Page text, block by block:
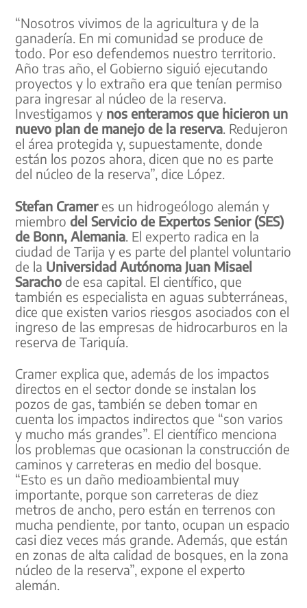
“Nosotros vivimos de la agricultura y de la
ganadería. En mi comunidad se produce de
todo. Por eso defendemos nuestro territorio.
Año tras año, el Gobierno siguió ejecutando
proyectos y lo extraño era que tenían permiso
para ingresar al núcleo de la reserva.
Investigamos y nos enteramos que hicieron un
nuevo plan de manejo de la reserva. Redujeron
el área protegida y, supuestamente, donde
están los pozos ahora, dicen que no es parte
del núcleo de la reserva”, dice López.
Stefan Crameres un hidrogeólogo alemán y
miembrodel Servicio de Expertos Senior (SES)
de Bonn, Alemania . El experto radica en la
ciudad de Tarija y es parte del plantel voluntario
de la Universidad Autónoma Juan Misael
Saracho de esa capital. El científico, que
también es especialista en aguas subterráneas,
dice que existen varios riesgos asociados con el
ingreso de las empresas de hidrocarburos en la
reserva de Tariquía.
Cramer explica que, además de los impactos
directos en el sector donde se instalan los
pozos de gas, también se deben tomar en
cuenta los impactos indirectos que “son varios
y mucho más grandes”. El científico menciona
los problemas que ocasionan la construcción de
caminos y carreteras en medio del bosque.
“Esto es un daño medioambiental muy
importante, porque son carreteras de diez
metros de ancho, pero están en terrenos con
mucha pendiente, por tanto, ocupan un espacio
casi diez veces más grande. Además, que están
en zonas de alta calidad de bosques, en la zona
núcleo de la reserva”, expone el experto
alemán.